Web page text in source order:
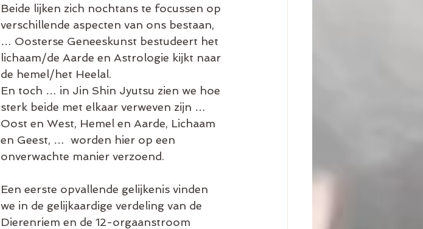
Beide lijken zich nochtans te focussen op
verschillende aspecten van ons bestaan,
… Oosterse Geneeskunst bestudeert het
lichaam/de Aarde en Astrologie kijkt naar
de hemel/het Heelal.
En toch … in Jin Shin Jyutsu zien we hoe
sterk beide met elkaar verweven zijn …
Oost en West, Hemel en Aarde, Lichaam
en Geest, …  worden hier op een
onverwachte manier verzoend.
Een eerste opvallende gelijkenis vinden
we in de gelijkaardige verdeling van de
Dierenriem en de 12-orgaanstroom